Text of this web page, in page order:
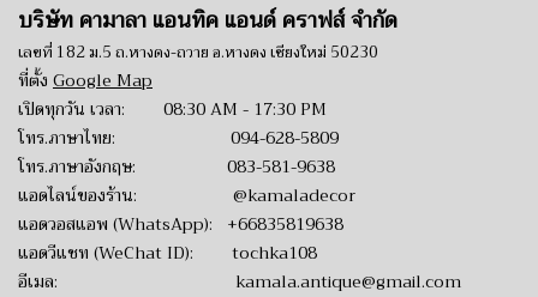
บริษัท คามาลา แอนทิค แอนด์ คราฟส์ จำกัด
เลขที่ 182 ม.5 ถ.หางดง-ถวาย อ.หางดง เชียงใหม่ 50230
ที่ตั้ง Google Map
เปิดทุกวัน เวลา: 08:30 AM - 17:30 PM
โทร.ภาษาไทย: 094-628-5809
โทร.ภาษาอังกฤษ: 083-581-9638
แอดไลน์ของร้าน: @kamaladecor
แอดวอสแอพ (WhatsApp): +66835819638
แอดวีแชท (WeChat ID): tochka108
อีเมล: kamala.antique@gmail.com